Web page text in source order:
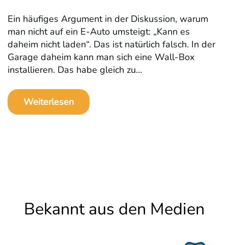
Ein häufiges Argument in der Diskussion, warum
man nicht auf ein E-Auto umsteigt: „Kann es
daheim nicht laden“. Das ist natürlich falsch. In der
Garage daheim kann man sich eine Wall-Box
installieren. Das habe gleich zu…
Weiterlesen
Bekannt aus den Medien